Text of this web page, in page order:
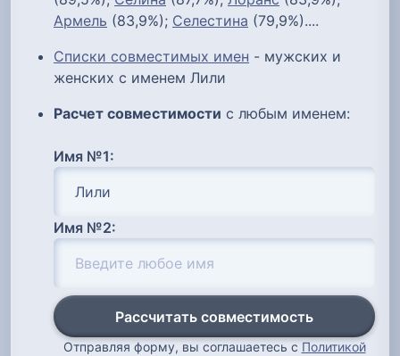
Армель (83,9%); Селестина (79,9%)....
Списки совместимых имен - мужских и
женских с именем Лили
Расчет совместимости с любым именем:
Имя №1:
Имя №2:
Рассчитать совместимость
Отправляя форму, вы соглашаетесь с Политикой